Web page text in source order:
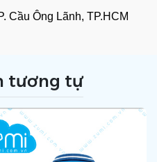
Ông Lãnh, TP.HCM
tương tự